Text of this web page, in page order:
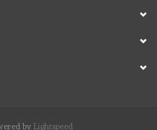
by Lightspeed